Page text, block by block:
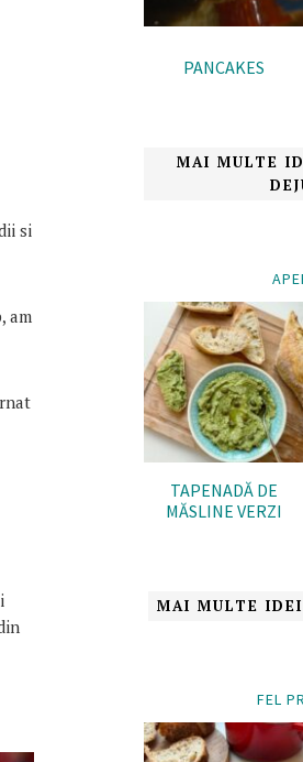
si
am
PANCAKES
MAI MULTE
TAPENADĂ DE
MĂSLINE VERZI
MAI MULTE
FEL